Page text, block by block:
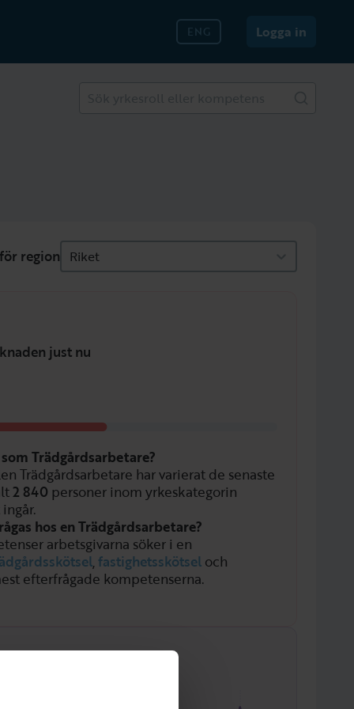
ENG Logga in
region Riket
just nu
Trädgårdsarbetare?
Trädgårdsarbetare har varierat de senaste
2 840 personer inom yrkeskategorin
hos en Trädgårdsarbetare?
arbetsgivarna söker i en
, fastighetsskötsel och
efterfrågade kompetenserna.